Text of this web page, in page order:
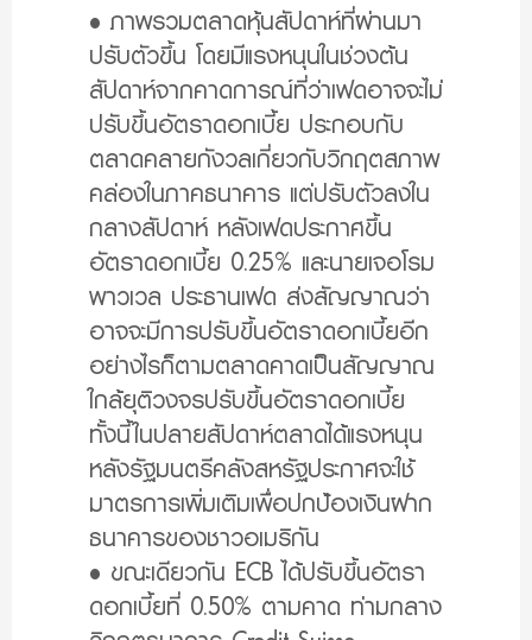
• ภาพรวมตลาดหุ้นสัปดาห์ที่ผ่านมา
ปรับตัวขึ้น โดยมีแรงหนุนในช่วงต้น
สัปดาห์จากคาดการณ์ที่ว่าเฟดอาจจะไม่
ปรับขึ้นอัตราดอกเบี้ย ประกอบกับ
ตลาดคลายกังวลเกี่ยวกับวิกฤตสภาพ
คล่องในภาคธนาคาร แต่ปรับตัวลงใน
กลางสัปดาห์ หลังเฟดประกาศขึ้น
อัตราดอกเบี้ย 0.25% และนายเจอโรม
พาวเวล ประธานเฟด ส่งสัญญาณว่า
อาจจะมีการปรับขึ้นอัตราดอกเบี้ยอีก
อย่างไรก็ตามตลาดคาดเป็นสัญญาณ
ใกล้ยุติวงจรปรับขึ้นอัตราดอกเบี้ย
ทั้งนี้ในปลายสัปดาห์ตลาดได้แรงหนุน
หลังรัฐมนตรีคลังสหรัฐประกาศจะใช้
มาตรการเพิ่มเติมเพื่อปกป้องเงินฝาก
ธนาคารของชาวอเมริกัน
• ขณะเดียวกัน ECB ได้ปรับขึ้นอัตรา
ดอกเบี้ยที่ 0.50% ตามคาด ท่ามกลาง